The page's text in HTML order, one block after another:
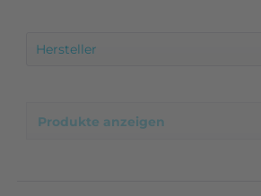
Hersteller
Febi
Produkte anzeigen